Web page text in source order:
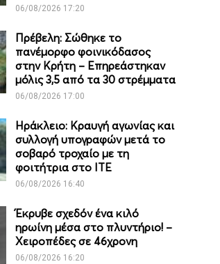
06/08/2026 17:20
Πρέβελη: Σώθηκε το
πανέμορφο φοινικόδασος
στην Κρήτη – Επηρεάστηκαν
μόλις 3,5 από τα 30 στρέμματα
06/08/2026 17:00
Ηράκλειο: Κραυγή αγωνίας και
συλλογή υπογραφών μετά το
σοβαρό τροχαίο με τη
φοιτήτρια στο ΙΤΕ
06/08/2026 16:40
Έκρυβε σχεδόν ένα κιλό
ηρωίνη μέσα στο πλυντήριο! –
Χειροπέδες σε 46χρονη
06/08/2026 16:20